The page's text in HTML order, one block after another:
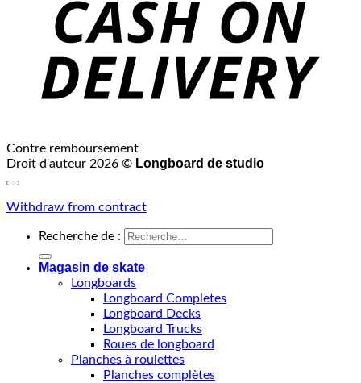
Contre remboursement
Droit d'auteur 2026 © Longboard de studio
Withdraw from contract
Recherche de :
Magasin de skate
Longboards
Longboard Completes
Longboard Decks
Longboard Trucks
Roues de longboard
Planches à roulettes
Planches complètes